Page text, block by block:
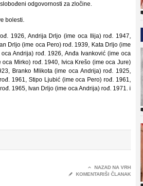
odgovornosti za zločine.
bolesti.
1926, Andrija Drljo (ime oca Ilija) rođ. 1947,
Drljo (ime oca Pero) rođ. 1939, Kata Drljo (ime
Andrija) rođ. 1926, Anđa Ivanković (ime oca
Mirko) rođ. 1940, Ivica Krešo (ime oca Jure)
Branko Mlikota (ime oca Andrija) rođ. 1925,
1961, Stipo Ljubić (ime oca Pero) rođ. 1961,
1965, Ivan Drljo (ime oca Andrija) rođ. 1971. i

NAZAD NA VRH